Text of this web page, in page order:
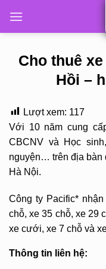
Cho thuê
Hồi –
Lượt xem: 117
Với 10 năm cung
CBCNV và Học
nguyện… trên địa bàn
Hà Nội.
Công ty Pacific*
chỗ, xe 35 chỗ, xe 29
xe cưới, xe 7 chỗ và
Thông tin liên hệ: